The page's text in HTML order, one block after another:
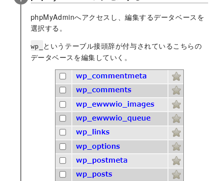
phpMyAdminへアクセスし、編集するデータベースを
選択する。
wp_
というテーブル接頭辞が付与されているこちらの
データベースを編集していく。